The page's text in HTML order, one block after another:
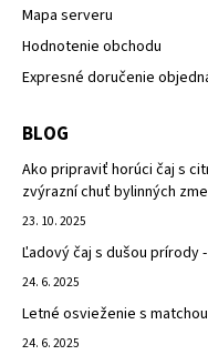
Mapa serveru
Hodnotenie obchodu
Expresné doručenie
BLOG
Ako pripraviť horúci čaj s
zvýrazní chuť bylinných
23. 10. 2025
Ľadový čaj s dušou prírody
24. 6. 2025
Letné osvieženie s
24. 6. 2025